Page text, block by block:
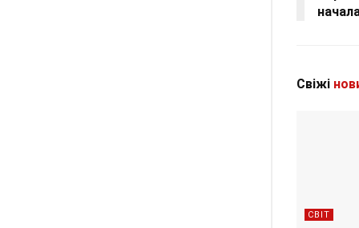
Свіжі
СВІТ